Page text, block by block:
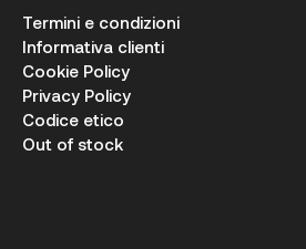
Termini e condizioni
Informativa clienti
Cookie Policy
Privacy Policy
Codice etico
Out of stock